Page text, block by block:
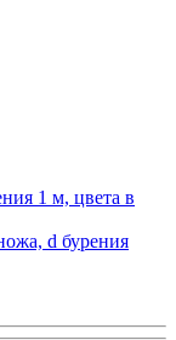
1 м, цвета в
d бурения